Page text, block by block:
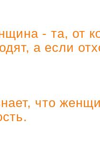
- та, от
а если
что